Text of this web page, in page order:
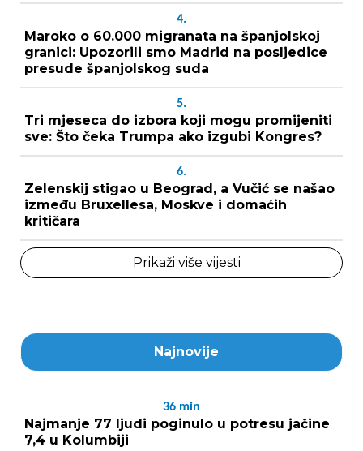
4.
Maroko o 60.000 migranata na španjolskoj
granici: Upozorili smo Madrid na posljedice
presude španjolskog suda
5.
Tri mjeseca do izbora koji mogu promijeniti
sve: Što čeka Trumpa ako izgubi Kongres?
6.
Zelenskij stigao u Beograd, a Vučić se našao
između Bruxellesa, Moskve i domaćih
kritičara
Prikaži više vijesti
Najnovije
36 min
Najmanje 77 ljudi poginulo u potresu jačine
7,4 u Kolumbiji